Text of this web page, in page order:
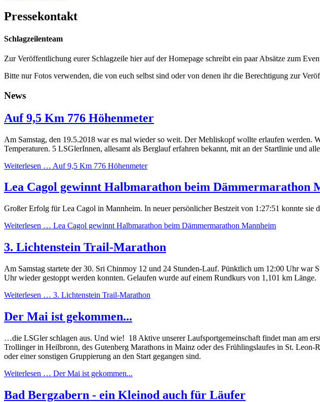
Pressekontakt
Schlagzeilenteam
Zur Veröffentlichung eurer Schlagzeile hier auf der Homepage schreibt ein paar Absätze zum
Bitte nur Fotos verwenden, die von euch selbst sind oder von denen ihr die Berechtigung zur
News
Auf 9,5 Km 776 Höhenmeter
Am Samstag, den 19.5.2018 war es mal wieder so weit. Der Mehliskopf wollte erlaufen werden.
Temperaturen. 5 LSGlerInnen, allesamt als Berglauf erfahren bekannt, mit an der Startlinie und
Weiterlesen … Auf 9,5 Km 776 Höhenmeter
Lea Cagol gewinnt Halbmarathon beim Dämmermarathon
Großer Erfolg für Lea Cagol in Mannheim. In neuer persönlicher Bestzeit von 1:27:51 konnte sie
Weiterlesen … Lea Cagol gewinnt Halbmarathon beim Dämmermarathon Mannheim
3. Lichtenstein Trail-Marathon
Am Samstag startete der 30. Sri Chinmoy 12 und 24 Stunden-Lauf. Pünktlich um 12:00 Uhr
Uhr wieder gestoppt werden konnten. Gelaufen wurde auf einem Rundkurs von 1,101 km Länge.
Weiterlesen … 3. Lichtenstein Trail-Marathon
Der Mai ist gekommen...
…die LSGler schlagen aus. Und wie! 18 Aktive unserer Laufsportgemeinschaft findet man am
Trollinger in Heilbronn, des Gutenberg Marathons in Mainz oder des Frühlingslaufes in St.
oder einer sonstigen Gruppierung an den Start gegangen sind.
Weiterlesen … Der Mai ist gekommen...
Bad Bergzabern - ein Kleinod auch für Läufer